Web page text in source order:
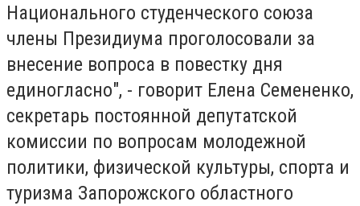
Национального студенческого союза
члены Президиума проголосовали за
внесение вопроса в повестку дня
единогласно", - говорит Елена Семененко,
секретарь постоянной депутатской
комиссии по вопросам молодежной
политики, физической культуры, спорта и
туризма Запорожского областного